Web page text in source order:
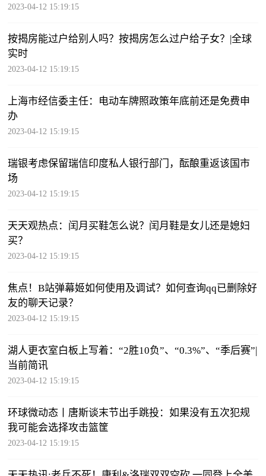
2023-04-12 15:19:15
按揭房能过户给别人吗？按揭房怎么过户给子女？|全球
实时
2023-04-12 15:19:15
上海市经信委主任：电动车牌照政策年底前还是免费申
办
2023-04-12 15:19:15
瑞银考虑保留瑞信印度私人银行部门，酝酿重返该国市
场
2023-04-12 15:19:15
天天观热点：闰月买鞋怎么说？闰月鞋是女儿还是媳妇
买？
2023-04-12 15:19:15
焦点！B站弹幕姬如何使用及调试？如何查询qq已删除好
友的聊天记录？
2023-04-12 15:19:15
湖人更衣室白板上写着：“2胜10负”、“0.3%”、“季后赛”|
当前简讯
2023-04-12 15:19:15
环球微动态丨唐斯谈末节出手跳投：如果没有五次犯规
我可能会选择攻击篮筐
2023-04-12 15:19:15